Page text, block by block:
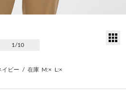
1 /10
イビー / 在庫 M:× L:×